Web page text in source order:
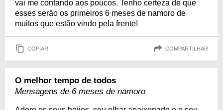
vai me contando aos poucos. Tenho certeza de que
esses serão os primeiros 6 meses de namoro de
muitos que estão vindo pela frente!
COPIAR COMPARTILHAR
O melhor tempo de todos
Mensagens de 6 meses de namoro